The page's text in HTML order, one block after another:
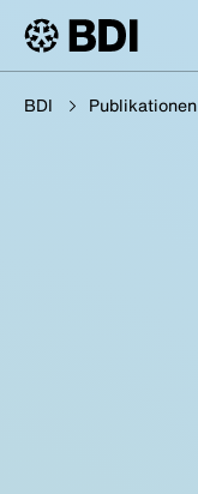
BDI Publikationen